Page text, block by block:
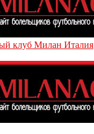
клуб Милан Италия